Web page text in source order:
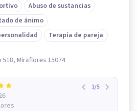
Abuso de sustancias
de ánimo
Terapia de pareja
518, Miraflores 15074
1/5